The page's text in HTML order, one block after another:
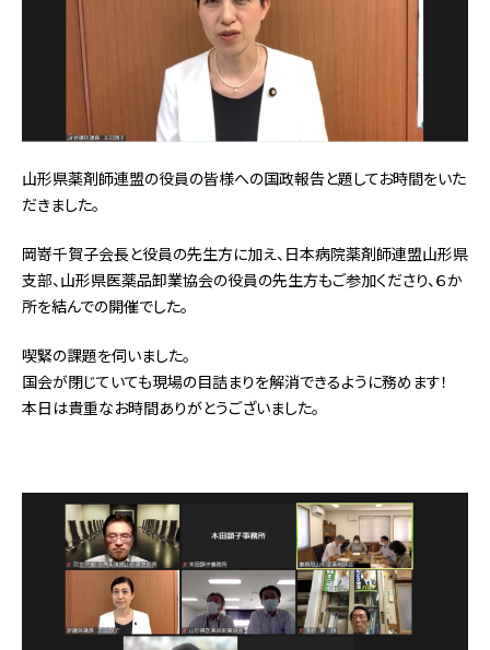
山形県薬剤師連盟の役員の皆様への国政報告と題してお時間をいた
だきました。
岡嵜千賀子会長と役員の先生方に加え、日本病院薬剤師連盟山形県
支部、山形県医薬品卸業協会の役員の先生方もご参加くださり、６か
所を結んでの開催でした。
喫緊の課題を伺いました。
国会が閉じていても現場の目詰まりを解消できるように務めます！
本日は貴重なお時間ありがとうございました。